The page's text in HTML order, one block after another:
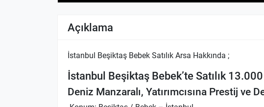
Açıklama
İstanbul Beşiktaş Bebek Satılık Arsa Hakkında ;
İstanbul Beşiktaş Bebek’te Satılık
Deniz Manzaralı, Yatırımcısına Prestij ve